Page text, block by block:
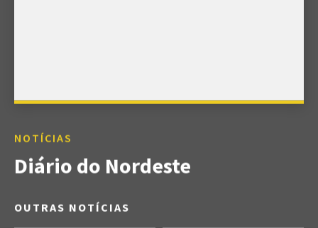
NOTÍCIAS
Diário do Nordeste
OUTRAS NOTÍCIAS